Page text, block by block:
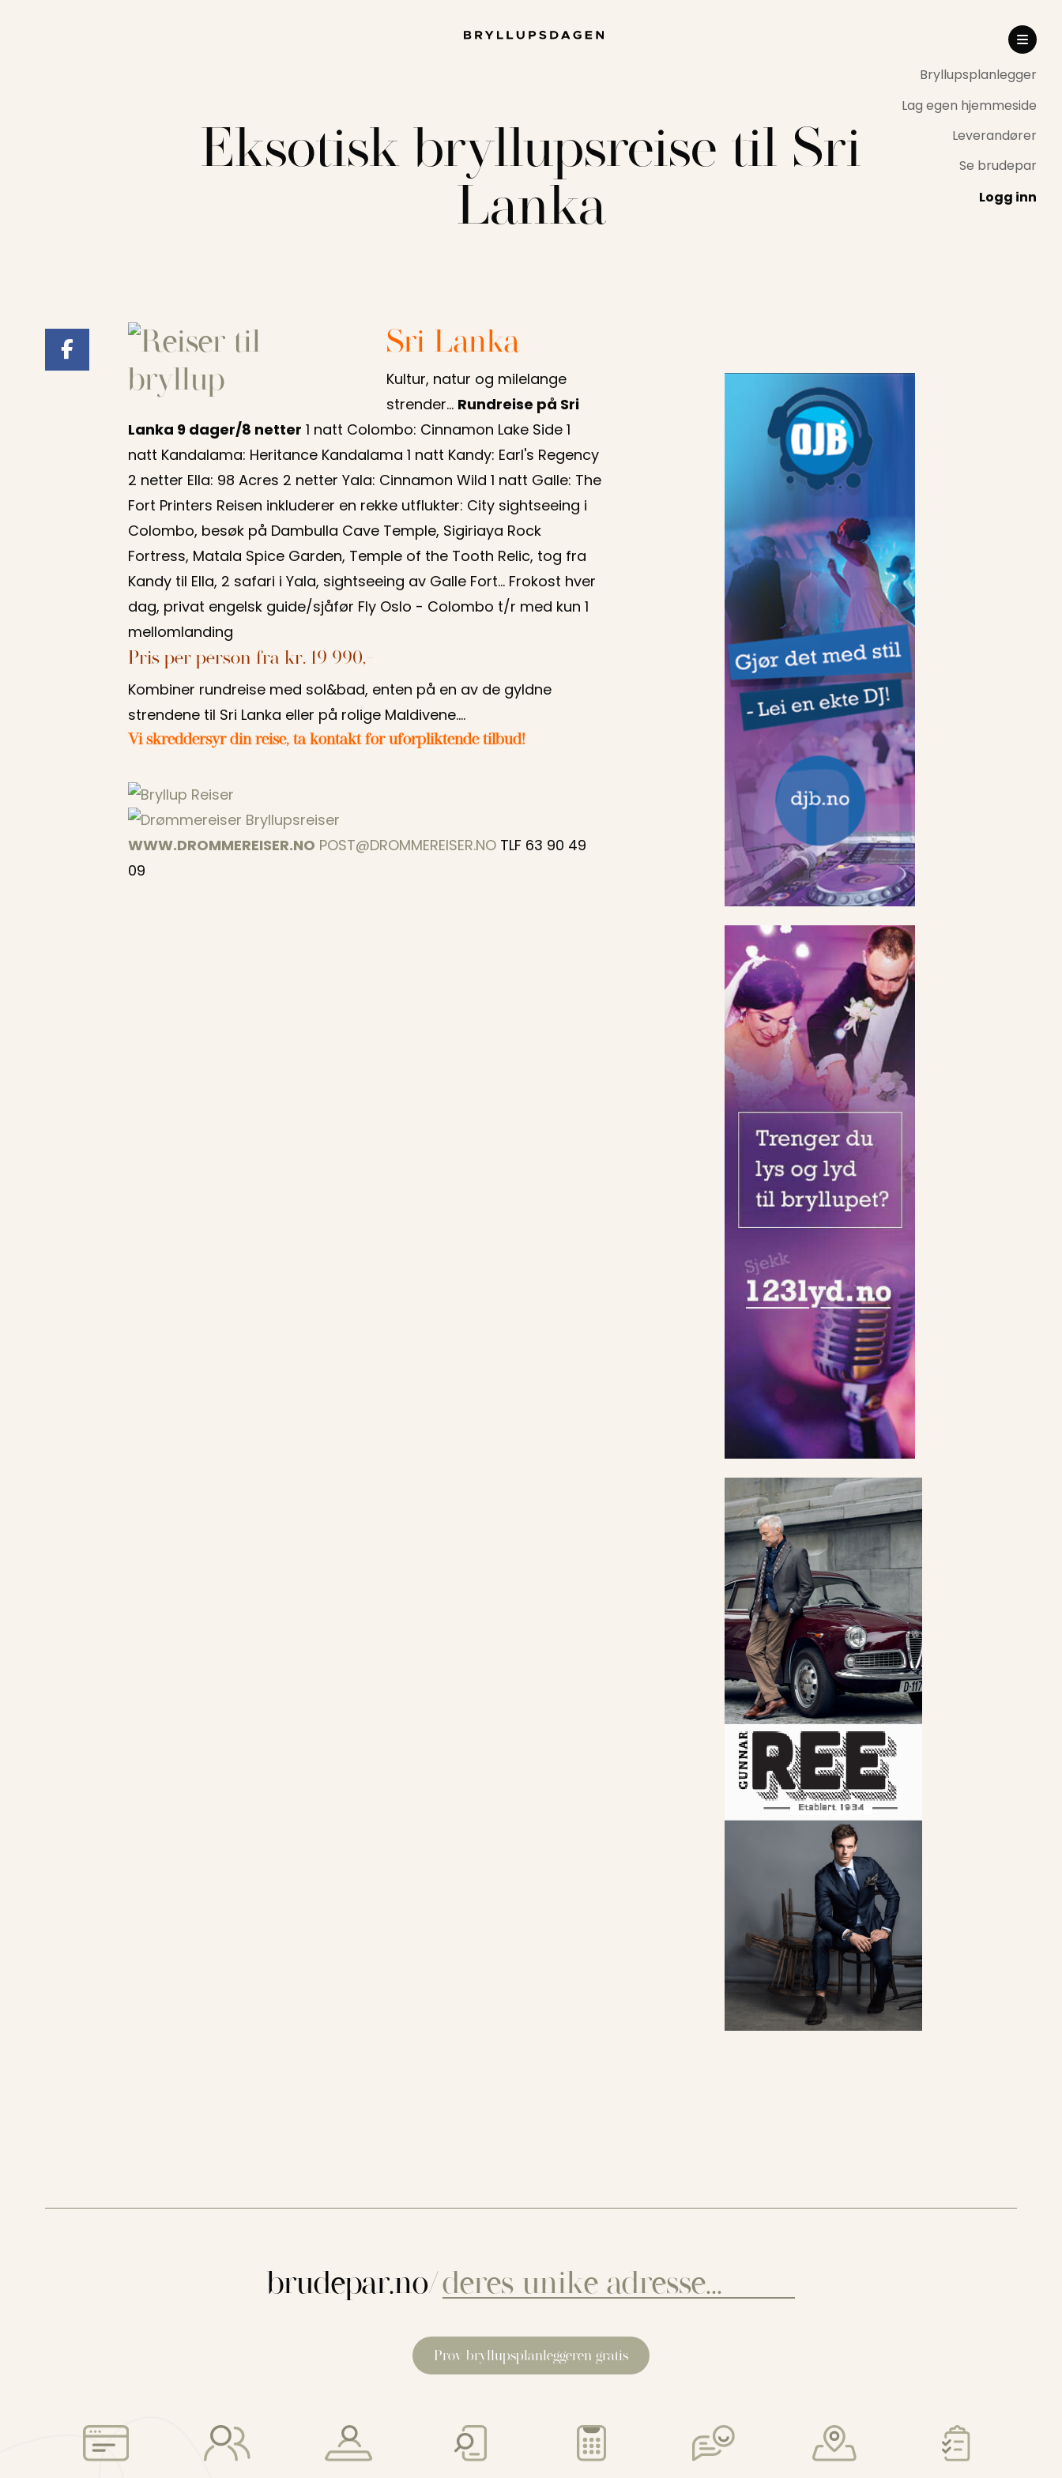
Bryllupsplanlegger
Lag egen hjemmeside
Leverandører
Se brudepar
Logg inn
Eksotisk bryllupsreise til Sri
Lanka
Sri Lanka
Kultur, natur og milelange
strender... Rundreise på Sri
Lanka 9 dager/8 netter 1 natt Colombo: Cinnamon Lake Side 1
natt Kandalama: Heritance Kandalama 1 natt Kandy: Earl's Regency
2 netter Ella: 98 Acres 2 netter Yala: Cinnamon Wild 1 natt Galle: The
Fort Printers Reisen inkluderer en rekke utflukter: City sightseeing i
Colombo, besøk på Dambulla Cave Temple, Sigiriaya Rock
Fortress, Matala Spice Garden, Temple of the Tooth Relic, tog fra
Kandy til Ella, 2 safari i Yala, sightseeing av Galle Fort... Frokost hver
dag, privat engelsk guide/sjåfør Fly Oslo - Colombo t/r med kun 1
mellomlanding
Pris per person fra kr. 19 990,-
Kombiner rundreise med sol&bad, enten på en av de gyldne
strendene til Sri Lanka eller på rolige Maldivene....
Vi skreddersyr din reise, ta kontakt for uforpliktende tilbud!
WWW.DROMMEREISER.NO POST@DROMMEREISER.NO TLF 63 90 49
09
brudepar.no/
Prøv bryllupsplanleggeren gratis